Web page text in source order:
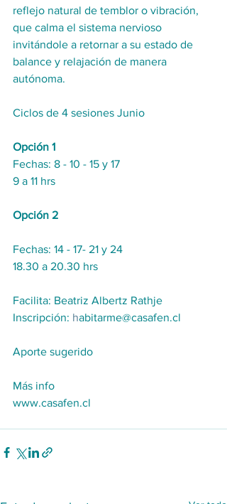
reflejo natural de temblor o vibración,
que calma el sistema nervioso
invitándole a retornar a su estado de
balance y relajación de manera
autónoma.
Ciclos de 4 sesiones Junio
Opción 1
Fechas: 8 - 10 - 15 y 17
9 a 11 hrs
Opción 2
Fechas: 14 - 17- 21 y 24
18.30 a 20.30 hrs
Facilita: Beatriz Albertz Rathje
Inscripción: habitarme@casafen.cl
Aporte sugerido
Más info
www.casafen.cl